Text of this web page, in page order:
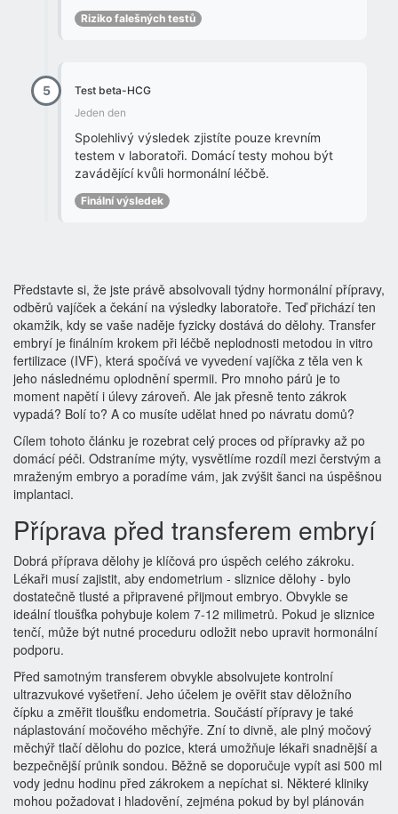
Riziko falešných testů
5
Test beta-HCG
Jeden den
Spolehlivý výsledek zjistíte pouze krevním
testem v laboratoři. Domácí testy mohou být
zavádějící kvůli hormonální léčbě.
Finální výsledek
Představte si, že jste právě absolvovali týdny hormonální přípravy,
odběrů vajíček a čekání na výsledky laboratoře. Teď přichází ten
okamžik, kdy se vaše naděje fyzicky dostává do dělohy. Transfer
embryí je finálním krokem při léčbě neplodnosti metodou in vitro
fertilizace (IVF), která spočívá ve vyvedení vajíčka z těla ven k
jeho následnému oplodnění spermii. Pro mnoho párů je to
moment napětí i úlevy zároveň. Ale jak přesně tento zákrok
vypadá? Bolí to? A co musíte udělat hned po návratu domů?
Cílem tohoto článku je rozebrat celý proces od přípravky až po
domácí péči. Odstraníme mýty, vysvětlíme rozdíl mezi čerstvým a
mraženým embryo a poradíme vám, jak zvýšit šanci na úspěšnou
implantaci.
Příprava před transferem embryí
Dobrá příprava dělohy je klíčová pro úspěch celého zákroku.
Lékaři musí zajistit, aby endometrium - sliznice dělohy - bylo
dostatečně tlusté a připravené přijmout embryo. Obvykle se
ideální tloušťka pohybuje kolem 7-12 milimetrů. Pokud je sliznice
tenčí, může být nutné proceduru odložit nebo upravit hormonální
podporu.
Před samotným transferem obvykle absolvujete kontrolní
ultrazvukové vyšetření. Jeho účelem je ověřit stav děložního
čípku a změřit tloušťku endometria. Součástí přípravy je také
náplastování močového měchýře. Zní to divně, ale plný močový
měchýř tlačí dělohu do pozice, která umožňuje lékaři snadnější a
bezpečnější průnik sondou. Běžně se doporučuje vypít asi 500 ml
vody jednu hodinu před zákrokem a nepíchat si. Některé kliniky
mohou požadovat i hladovění, zejména pokud by byl plánován